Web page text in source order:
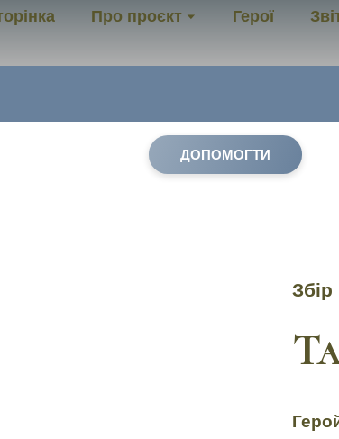
Про проєкт Герої
ДОПОМОГТИ